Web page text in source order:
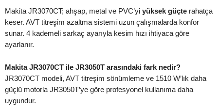
Makita JR3070CT; ahşap, metal ve PVC’yi yüksek güçte rahatça
keser. AVT titreşim azaltma sistemi uzun çalışmalarda konfor
sunar. 4 kademeli sarkaç ayarıyla kesim hızı ihtiyaca göre
ayarlanır.
Makita JR3070CT ile JR3050T arasındaki fark nedir?
JR3070CT modeli, AVT titreşim sönümleme ve 1510 W’lık daha
güçlü motorla JR3050T’ye göre profesyonel kullanıma daha
uygundur.